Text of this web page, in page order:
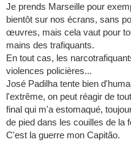
Je prends Marseille pour
bientôt sur nos écrans, sans
œuvres, mais cela vaut pour
mains des trafiquants.
En tout cas, les
violences policières...
José Padilha tente bien
l'extrême, on peut réagir de
final qui m'a estomaqué,
de pied dans les couilles de la
C'est la guerre mon Capitão.